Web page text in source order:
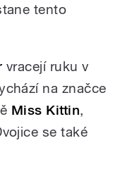
tento
vracejí ruku v
na značce
Miss Kittin,
se také